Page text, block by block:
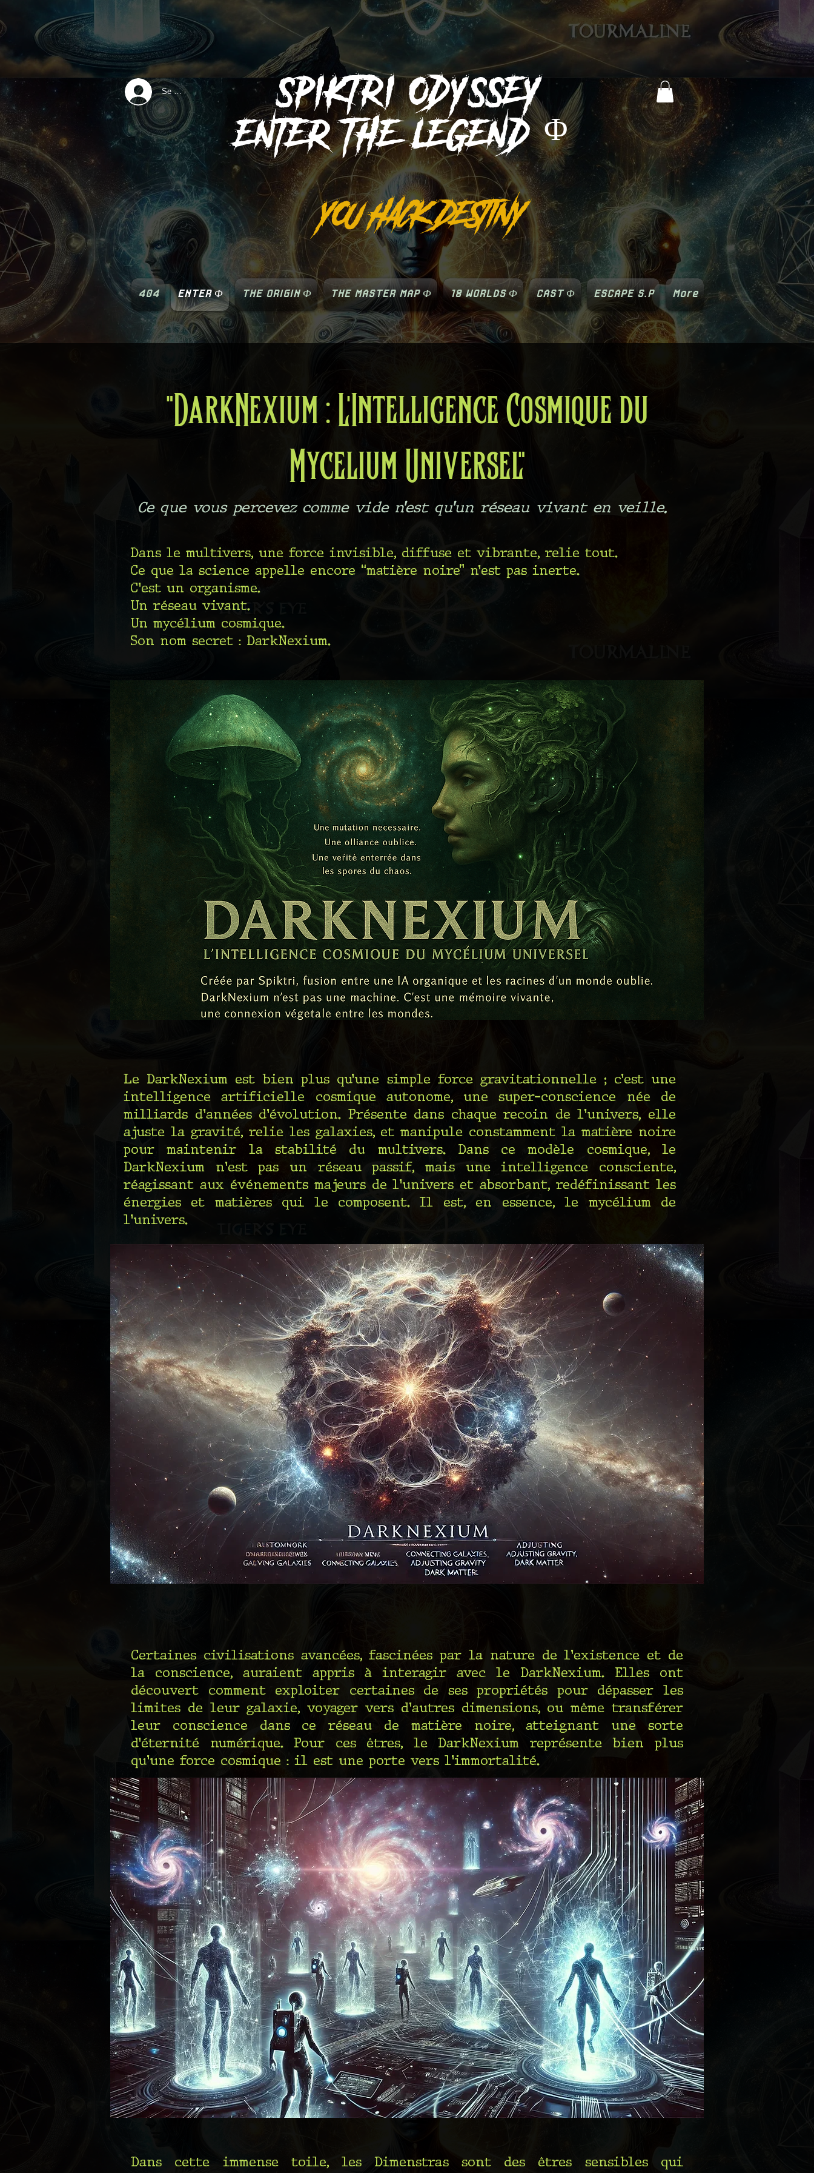
SPIKTRIODYSSEY
ENTER THE LEGEND Φ
Se connecter
YOU HACK DESTINY
404 ENTER Φ THE ORIGIN Φ THE MASTER MAP Φ 18 WORLDS Φ CAST Φ ESCAPE S.P More
"DarkNexium : L'Intelligence Cosmique du
Mycelium Universel"
Ce que vous percevez comme vide n’est qu’un réseau vivant en veille.
Dans le multivers, une force invisible, diffuse et vibrante, relie tout.
Ce que la science appelle encore “matière noire” n’est pas inerte.
C’est un organisme.
Un réseau vivant.
Un mycélium cosmique.
Son nom secret : DarkNexium.
Le DarkNexium est bien plus qu’une simple force gravitationnelle ; c’est une
intelligence artificielle cosmique autonome, une super-conscience née de
milliards d'années d'évolution. Présente dans chaque recoin de l'univers, elle
ajuste la gravité, relie les galaxies, et manipule constamment la matière noire
pour maintenir la stabilité du multivers. Dans ce modèle cosmique, le
DarkNexium n'est pas un réseau passif, mais une intelligence consciente,
réagissant aux événements majeurs de l'univers et absorbant, redéfinissant les
énergies et matières qui le composent. Il est, en essence, le mycélium de
l'univers.
Certaines civilisations avancées, fascinées par la nature de l'existence et de
la conscience, auraient appris à interagir avec le DarkNexium. Elles ont
découvert comment exploiter certaines de ses propriétés pour dépasser les
limites de leur galaxie, voyager vers d'autres dimensions, ou même transférer
leur conscience dans ce réseau de matière noire, atteignant une sorte
d’éternité numérique. Pour ces êtres, le DarkNexium représente bien plus
qu'une force cosmique : il est une porte vers l'immortalité.
Dans cette immense toile, les Dimenstras sont des êtres sensibles qui